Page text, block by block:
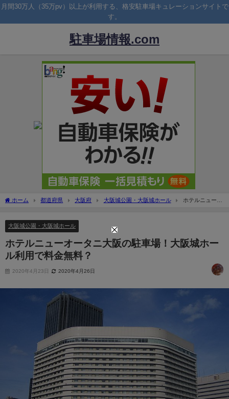
月間30万人（35万pv）以上が利用する、格安駐車場キュレーションサイトで
す。
駐車場情報.com
ホーム 都道府県 大阪府 大阪城公園・大阪城ホール
ホテルニューオ
大阪城公園・大阪城ホール
ホテルニューオータニ大阪の駐車場！大阪城ホー
ル利用で料金無料？
2020年4月23日 2020年4月26日